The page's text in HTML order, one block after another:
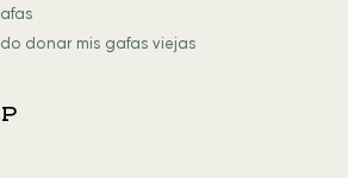
donar mis gafas viejas